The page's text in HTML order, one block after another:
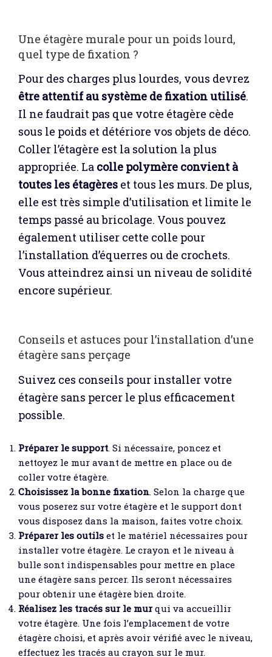
Une étagère murale pour un poids lourd,
quel type de fixation ?
Pour des charges plus lourdes, vous devrez
être attentif au système de fixation utilisé.
Il ne faudrait pas que votre étagère cède
sous le poids et détériore vos objets de déco.
Coller l’étagère est la solution la plus
appropriée. La colle polymère convient à
toutes les étagères et tous les murs. De plus,
elle est très simple d’utilisation et limite le
temps passé au bricolage. Vous pouvez
également utiliser cette colle pour
l’installation d’équerres ou de crochets.
Vous atteindrez ainsi un niveau de solidité
encore supérieur.
Conseils et astuces pour l’installation d’une
étagère sans perçage
Suivez ces conseils pour installer votre
étagère sans percer le plus efficacement
possible.
Préparer le support. Si nécessaire, poncez et
nettoyez le mur avant de mettre en place ou de
coller votre étagère.
Choisissez la bonne fixation. Selon la charge que
vous poserez sur votre étagère et le support dont
vous disposez dans la maison, faites votre choix.
Préparer les outils et le matériel nécessaires pour
installer votre étagère. Le crayon et le niveau à
bulle sont indispensables pour mettre en place
une étagère sans percer. Ils seront nécessaires
pour obtenir une étagère bien droite.
Réalisez les tracés sur le murqui va accueillir
votre étagère. Une fois l’emplacement de votre
étagère choisi, et après avoir vérifié avec le niveau,
effectuez les tracés au crayon sur le mur.